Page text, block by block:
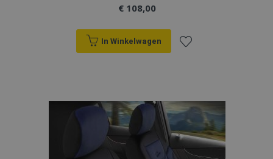
€ 108,00
In Winkelwagen
aan
verlanglijst